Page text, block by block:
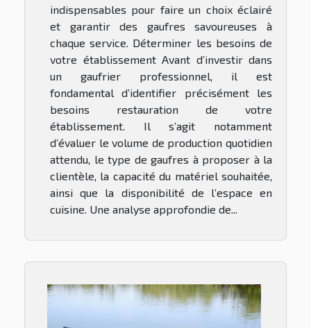
indispensables pour faire un choix éclairé
et garantir des gaufres savoureuses à
chaque service. Déterminer les besoins de
votre établissement Avant d’investir dans
un gaufrier professionnel, il est
fondamental d’identifier précisément les
besoins restauration de votre
établissement. Il s’agit notamment
d’évaluer le volume de production quotidien
attendu, le type de gaufres à proposer à la
clientèle, la capacité du matériel souhaitée,
ainsi que la disponibilité de l’espace en
cuisine. Une analyse approfondie de...